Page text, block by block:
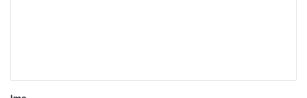
r